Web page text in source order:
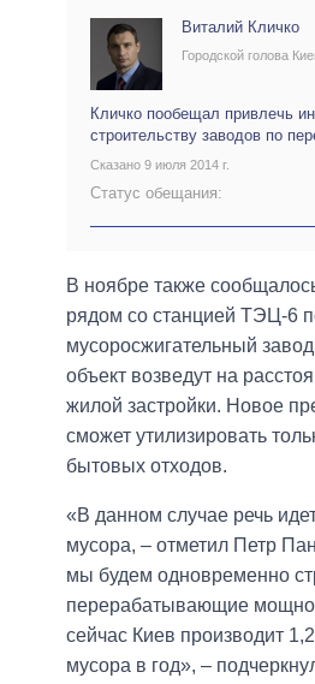
Виталий Кличко
Городской голова
Кличко пообещал привлечь
строительству заводов по
Сказано 9 июля 2014 г.
Статус обещания:
В ноябре также
рядом со станцией ТЭЦ-6
мусоросжигательный
объект возведут на
жилой застройки. Новое
сможет утилизировать
бытовых отходов.
«В данном случае речь
мусора, – отметил Петр
мы будем одновременно
перерабатывающие
сейчас Киев производит
мусора в год», –